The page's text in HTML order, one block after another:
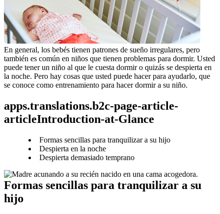
En general, los bebés tienen patrones de sueño irregulares, pero
también es común en niños que tienen problemas para dormir. Usted
puede tener un niño al que le cuesta dormir o quizás se despierta en
la noche. Pero hay cosas que usted puede hacer para ayudarlo, que
se conoce como entrenamiento para hacer dormir a su niño.
apps.translations.b2c-page-article-
articleIntroduction-at-Glance
Formas sencillas para tranquilizar a su hijo
Despierta en la noche
Despierta demasiado temprano
Formas sencillas para tranquilizar a su
hijo